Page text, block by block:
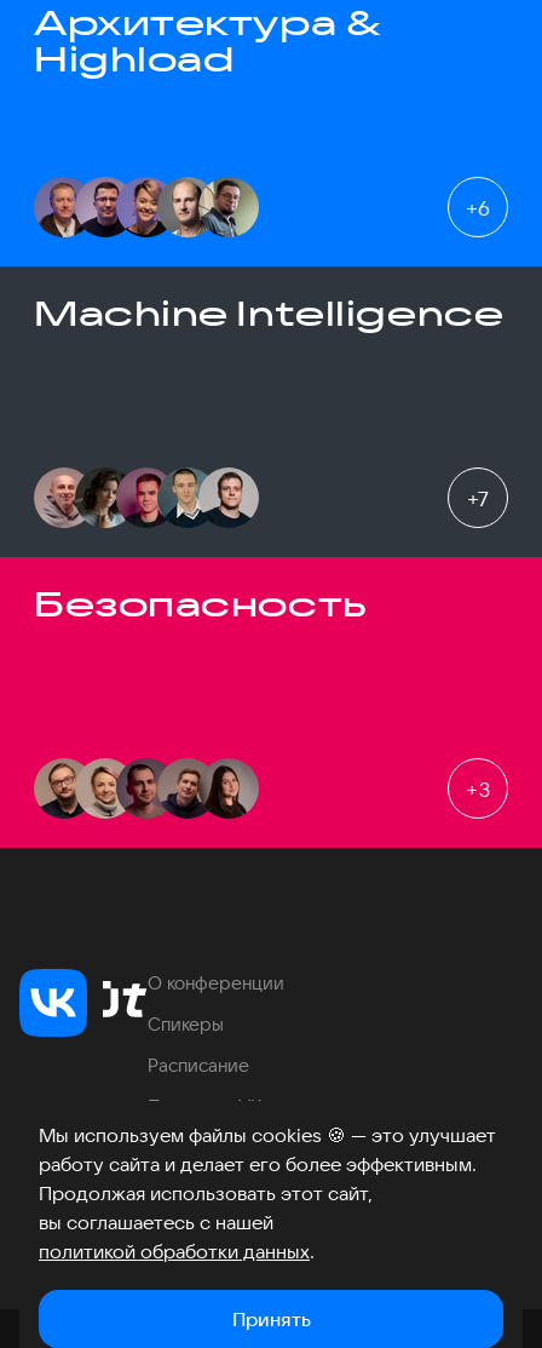
Мы используем файлы cookies 🍪 — это улучшает
работу сайта и делает его более эффективным.
Продолжая использовать этот сайт,
вы соглашаетесь с нашей
политикой обработки данных.
Принять
Архитектура &
Highload
+6
Machine Intelligence
+7
Безопасность
+3
О конференции
Спикеры
Расписание
Продукты VK
Место проведения
Часто задаваемые вопросы
ТелеграмВКонтакте
Хабр
Возникли вопросы? ©2026